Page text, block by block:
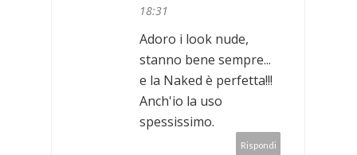
18:31
Adoro i look nude,
stanno bene sempre...
e la Naked è perfetta!!!
Anch'io la uso
spessissimo.
Rispondi